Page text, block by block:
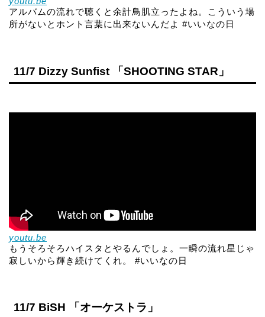
アルバムの流れで聴くと余計鳥肌立ったよね。こういう場
所がないとホント言葉に出来ないんだよ #いいなの日
11/7 Dizzy Sunfist 「SHOOTING STAR」
youtu.be
もうそろそろハイスタとやるんでしょ。一瞬の流れ星じゃ
寂しいから輝き続けてくれ。 #いいなの日
11/7 BiSH 「オーケストラ」